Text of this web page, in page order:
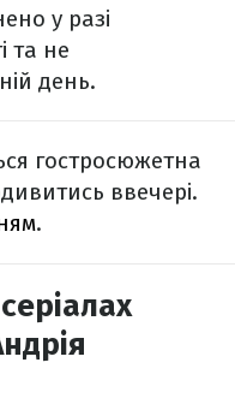
у разі
та не
день.
гостросюжетна
ввечері.
.